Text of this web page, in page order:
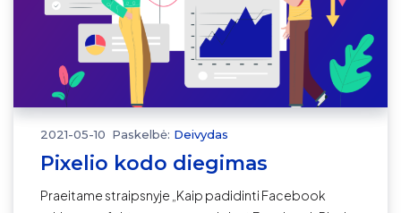
2021-05-10 Paskelbė: Deivydas
Pixelio kodo diegimas
Praeitame straipsnyje „Kaip padidinti Facebook